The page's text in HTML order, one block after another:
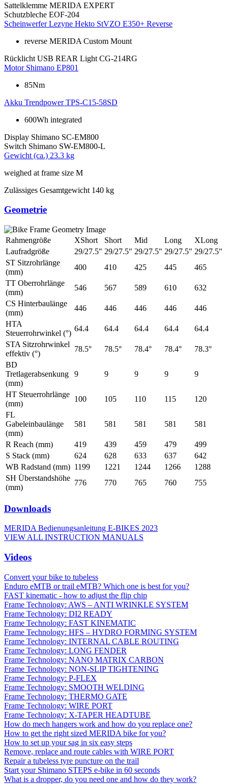
Sattelklemme MERIDA EXPERT
Schutzbleche EOF-204
Scheinwerfer Lezyne Hekto StVZO E350+ Reverse
reverse MERIDA Custom Mount
Rücklicht USB REAR Light CG-214RG
Motor Shimano EP801
85Nm
Akku Trendpower TPS-C15-58SD
600Wh integrated
Display Shimano SC-EM800
Switch Shimano SW-EM800-L
Gewicht (ca.) 23.3 kg
weighed at frame size M
Zulässiges Gesamtgewicht 140 kg
Geometrie
Rahmengröße XShort Short Mid Long
XLong
Laufradgröße
29/27.5" 29/27.5" 29/27.5" 29/27.5" 29/27.5"
ST Sitzrohrlänge
(mm)
400 410 425 445
465
TT Oberrohrlänge
(mm)
546 567 589 610
632
CS Hinterbaulänge
(mm)
446 446 446 446
446
HTA
Steuerrohrwinkel (°)
64.4 64.4 64.4 64.4
64.4
STA Sitzrohrwinkel
effektiv (°)
78.5° 78.5° 78.4° 78.4°
78.3°
BD
Tretlagerabsenkung
(mm)
9 9 9 9 9
HT Steuerrohrlänge
(mm)
100 105 110 115
120
FL
Gabeleinbaulänge
(mm)
581 581 581 581 581
R Reach (mm) 419 439 459 479
499
S Stack (mm)
624 628 633 637
642
WB Radstand (mm) 1199 1221 1244 1266
1288
SH Überstandshöhe
(mm)
776 770 765 760 755
Downloads
MERIDA Bedienungsanleitung E-BIKES 2023
VIEW ALL INSTRUCTION MANUALS
Videos
Convert your bike to tubeless
Enduro eMTB or trail eMTB? Which one is best for you?
FAST kinematic - how to adjust the flip chip
Frame Technology: AWS – ANTI WRINKLE SYSTEM
Frame Technology: DI2 READY
Frame Technology: FAST KINEMATIC
Frame Technology: HFS – HYDRO FORMING SYSTEM
Frame Technology: INTERNAL CABLE ROUTING
Frame Technology: LONG FENDER
Frame Technology: NANO MATRIX CARBON
Frame Technology: NON-SLIP TIGHTENING
Frame Technology: P-FLEX
Frame Technology: SMOOTH WELDING
Frame Technology: THERMO GATE
Frame Technology: WIRE PORT
Frame Technology: X-TAPER HEADTUBE
How do mech hangers work and how do you replace one?
How to get the right sized MERIDA bike for you?
How to set up your sag in six easy steps
Remove, replace and route cables with WIRE PORT
Repair a tubeless tyre puncture on the trail
Start your Shimano STEPS e-bike in 60 seconds
What is a dropper, do you need one and how do they work?